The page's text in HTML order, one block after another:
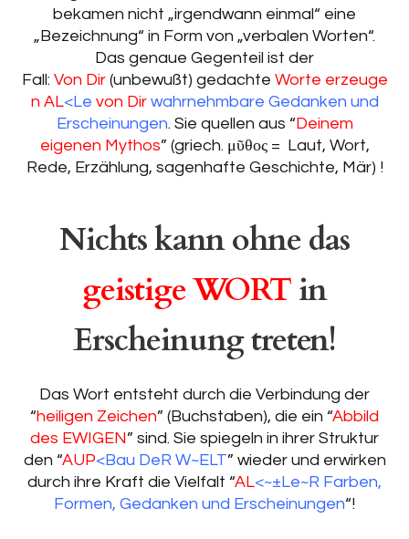
bekamen nicht „irgendwann einmal“ eine
„Bezeichnung“ in Form von „verbalen Worten“.
Das genaue Gegenteil ist der
Fall: Von Dir(unbewußt) gedachte Worte erzeuge
n AL<Le von Dir wahrnehmbare Gedanken und
Erscheinungen. Sie quellen aus “ Deinem
eigenen Mythos” (griech. μῦθος = Laut, Wort,
Rede, Erzählung, sagenhafte Geschichte, Mär) !
Nichts kann ohne das
geistige WORTin
Erscheinung treten!
Das Wort entsteht durch die Verbindung der
“heiligen Zeichen” (Buchstaben), die ein “Abbild
des EWIGEN” sind. Sie spiegeln in ihrer Struktur
den “AUP<Bau DeR W~ELT” wieder und erwirken
durch ihre Kraft die Vielfalt “AL<~±Le~R Farben,
Formen, Gedanken und Erscheinungen“!